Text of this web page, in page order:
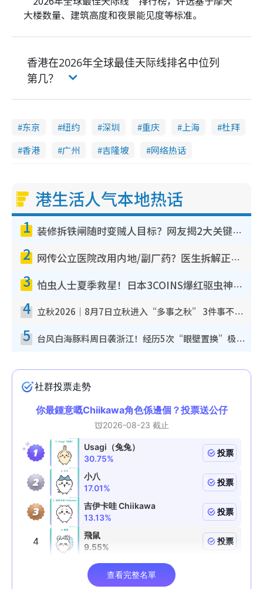
大楼数量、建筑高度和夜景能见度等标准。
香港在2026年全球最佳天际线排名中位列
第几？
东京 纽约 深圳 重庆 上海
杜拜
香港
广州 吉隆坡 网络热话
港生活人气本地热话
1 装修拆铁闸随时变贼人目标？网友揭2大关键用途：装新款等于白装？附新旧铁闸分别
2 网传公立医院改用内地/副厂药？医生拆解正副厂分别，揭4类人换药随时出事
3 怕虫人士夏季救星！日本3COINS爆红驱虫神器$45起 1招“全程免触碰”轻松搞定小强
4 立秋2026｜8月7日立秋进入“多事之秋” 3件事不可做！专家教6招开运 清杂物／钱包纳气接好运
5 台风白海豚料周日袭浙江！经历5次“眼壁置换”极罕见 成登陆内地最长途台风